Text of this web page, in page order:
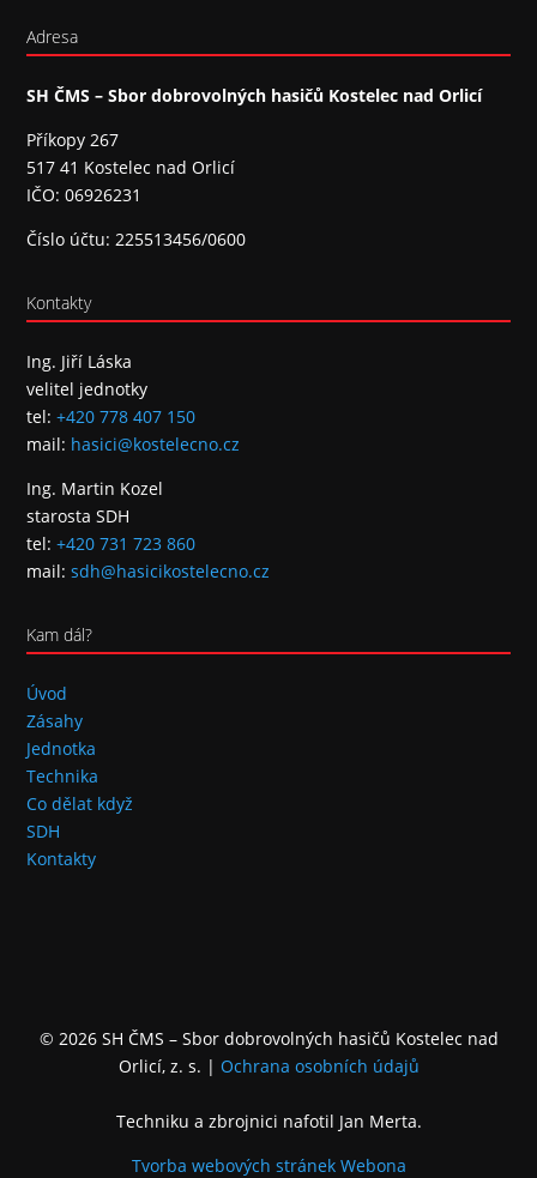
Adresa
SH ČMS – Sbor dobrovolných hasičů Kostelec nad Orlicí
Příkopy 267
517 41 Kostelec nad Orlicí
IČO: 06926231
Číslo účtu: 225513456/0600
Kontakty
Ing. Jiří Láska
velitel jednotky
tel:+420 778 407 150
mail: hasici@kostelecno.cz
Ing. Martin Kozel
starosta SDH
tel:+420 731 723 860
mail:sdh@hasicikostelecno.cz
Kam dál?
Úvod
Zásahy
Jednotka
Technika
Co dělat když
SDH
Kontakty
© 2026 SH ČMS – Sbor dobrovolných hasičů Kostelec nad
Orlicí, z. s. | Ochrana osobních údajů
Techniku a zbrojnici nafotil Jan Merta.
Tvorba webových stránek Webona